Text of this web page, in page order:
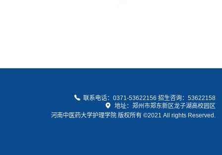
联系电话：0371-53622156 招生咨询：53622158
地址：郑州市郑东新区龙子湖高校园区
河南中医药大学护理学院 版权所有 ©2021 All rights Reserved.